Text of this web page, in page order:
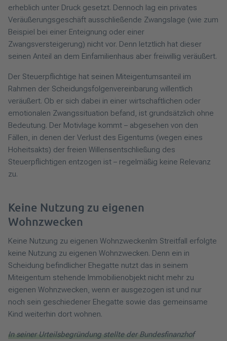
erheblich unter Druck gesetzt. Dennoch lag ein privates
Veräußerungsgeschäft ausschließende Zwangslage (wie zum
Beispiel bei einer Enteignung oder einer
Zwangsversteigerung) nicht vor. Denn letztlich hat dieser
seinen Anteil an dem Einfamilienhaus aber freiwillig veräußert.
Der Steuerpflichtige hat seinen Miteigentumsanteil im
Rahmen der Scheidungsfolgenvereinbarung willentlich
veräußert. Ob er sich dabei in einer wirtschaftlichen oder
emotionalen Zwangssituation befand, ist grundsätzlich ohne
Bedeutung. Der Motivlage kommt – abgesehen von den
Fällen, in denen der Verlust des Eigentums (wegen eines
Hoheitsakts) der freien Willensentschließung des
Steuerpflichtigen entzogen ist – regelmäßig keine Relevanz
zu.
Keine Nutzung zu eigenen
Wohnzwecken
Keine Nutzung zu eigenen WohnzweckenIm Streitfall erfolgte
keine Nutzung zu eigenen Wohnzwecken. Denn ein in
Scheidung befindlicher Ehegatte nutzt das in seinem
Miteigentum stehende Immobilienobjekt nicht mehr zu
eigenen Wohnzwecken, wenn er ausgezogen ist und nur
noch sein geschiedener Ehegatte sowie das gemeinsame
Kind weiterhin dort wohnen.
In seiner Urteilsbegründung stellte der Bundesfinanzhof